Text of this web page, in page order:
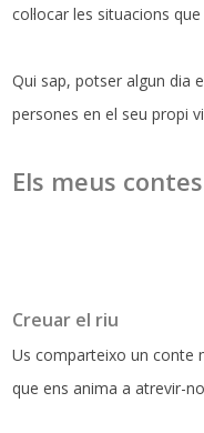
col·locar les situacions
Qui sap, potser algun dia
persones en el seu propi
Els meus
Creuar el riu
Us comparteixo un conte
que ens anima a atrevir-